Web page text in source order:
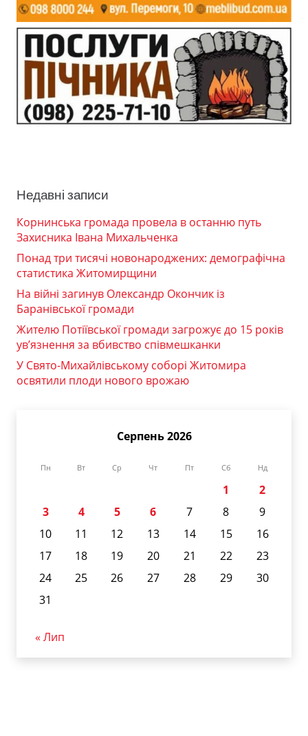
Недавні записи
Корнинська громада провела в останню путь
Захисника Івана Михальченка
Понад три тисячі новонароджених: демографічна
статистика Житомирщини
На війні загинув Олександр Окончик із
Баранівської громади
Жителю Потіївської громади загрожує до 15 років
ув’язнення за вбивство співмешканки
У Свято-Михайлівському соборі Житомира
освятили плоди нового врожаю
Серпень 2026
Пн Вт Ср Чт Пт Сб Нд
1
2
3
4 5 6 7 8
9
10
11 12 13 14 15
16
17
18 19 20 21 22
23
24
25 26 27 28 29
30
31
« Лип